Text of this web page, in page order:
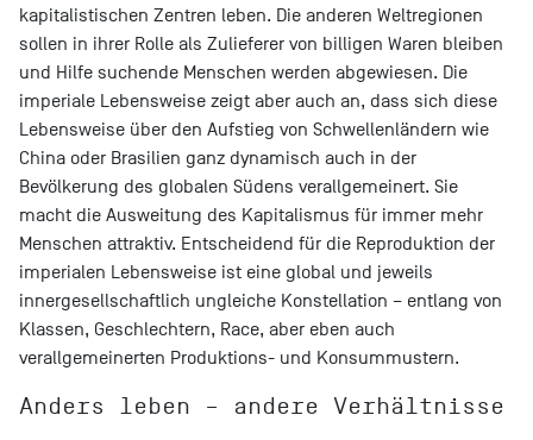
kapitalistischen Zentren leben. Die anderen Weltregionen
sollen in ihrer Rolle als Zulieferer von billigen Waren bleiben
und Hilfe suchende Menschen werden abgewiesen. Die
imperiale Lebensweise zeigt aber auch an, dass sich diese
Lebensweise über den Aufstieg von Schwellenländern wie
China oder Brasilien ganz dynamisch auch in der
Bevölkerung des globalen Südens verallgemeinert. Sie
macht die Ausweitung des Kapitalismus für immer mehr
Menschen attraktiv. Entscheidend für die Reproduktion der
imperialen Lebensweise ist eine global und jeweils
innergesellschaftlich ungleiche Konstellation – entlang von
Klassen, Geschlechtern, Race, aber eben auch
verallgemeinerten Produktions- und Konsummustern.
Anders leben – andere Verhältnisse